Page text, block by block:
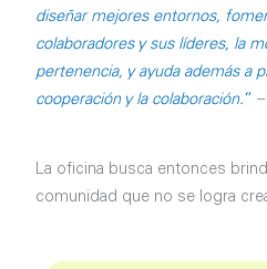
diseñar mejores entornos,
colaboradores y sus líderes, la
pertenencia, y ayuda además a
cooperación y la colaboración.“
La oficina busca entonces
comunidad que no se logra